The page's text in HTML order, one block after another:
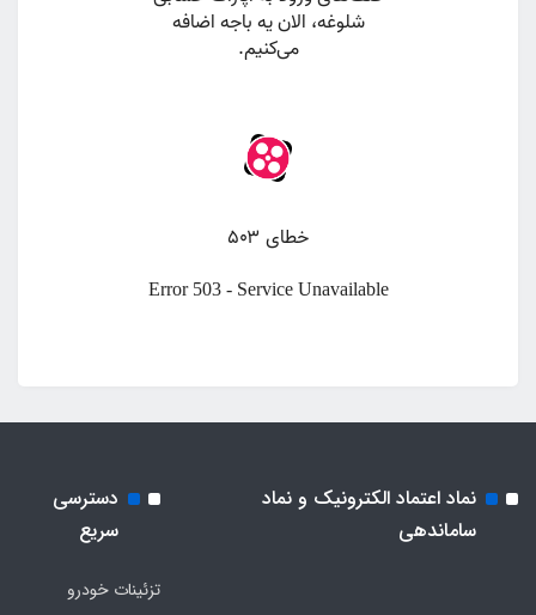
نماد اعتماد الکترونیک و نماد
ساماندهی
دسترسی
سریع
تزئینات خودرو